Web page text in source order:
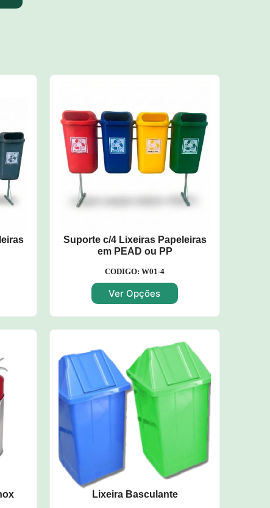
Suporte c/4 Lixeiras Papeleiras
em PEAD ou PP
CODIGO: W01-4
Ver Opções
Lixeira Basculante